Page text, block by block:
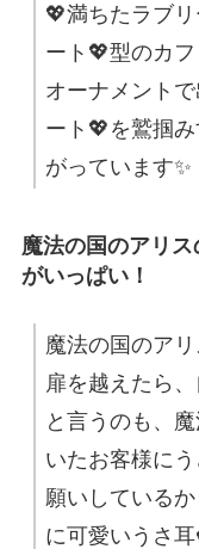
💖満ちたラブ
ート💖型のカ
オーナメント
ート💖を鷲掴
がっています✨
魔法の国のアリ
がいっぱい！
魔法の国のア
扉を越えたら
と言うのも、
いたお客様に
願いしている
に可愛いうさ